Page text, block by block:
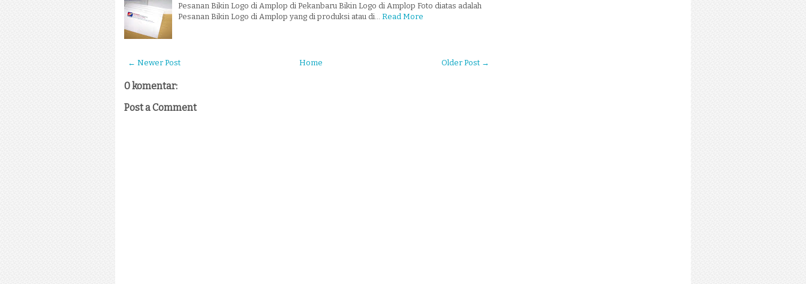
Pesanan Bikin Logo di Amplop di Pekanbaru Bikin Logo di Amplop Foto diatas adalah
Pesanan Bikin Logo di Amplop yang di produksi atau di…
Read More
← Newer Post Older Post →
Home
0 komentar:
Post a Comment